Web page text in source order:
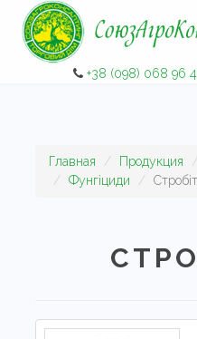
+38 (098) 068 96
Главная Продукция
Фунгіциди